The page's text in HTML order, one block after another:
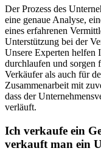
Der Prozess des
eine genaue Analyse,
eines erfahrenen
Unterstützung bei der
Unsere Experten helfen
durchlaufen und sorgen
Verkäufer als auch für
Zusammenarbeit mit
dass der
verläuft.
Ich verkaufe ein
verkauft man ein